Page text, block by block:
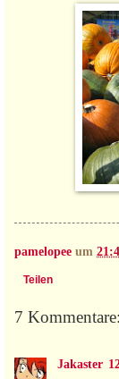
pamelopee um
Teilen
7 Kommentare:
Jakaster